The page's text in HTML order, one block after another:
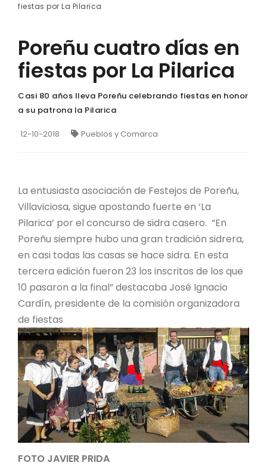
fiestas por La Pilarica
Poreñu cuatro días en
fiestas por La Pilarica
Casi 80 años lleva Poreñu celebrando fiestas en honor
a su patrona la Pilarica
12-10-2018 Pueblos y Comarca
La entusiasta asociación de Festejos de Poreñu,
Villaviciosa, sigue apostando fuerte en ‘La
Pilarica’ por el concurso de sidra casero. “En
Poreñu siempre hubo una gran tradición sidrera,
en casi todas las casas se hace sidra. En esta
tercera edición fueron 23 los inscritos de los que
10 pasaron a la final” destacaba José Ignacio
Cardín, presidente de la comisión organizadora
de fiestas
FOTO JAVIER PRIDA